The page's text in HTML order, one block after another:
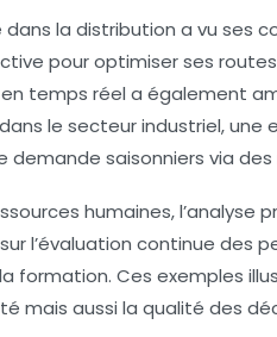
la distribution a vu ses
pour optimiser ses
temps réel a également
le secteur industriel, une
saisonniers via des
humaines,
l’évaluation continue des
formation. Ces exemples
mais aussi la qualité des